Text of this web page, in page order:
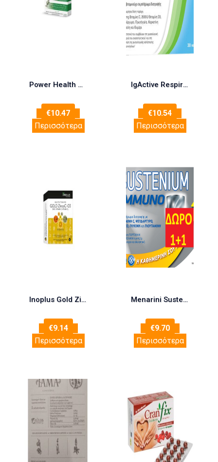
Power Health Oliviotic 20caps
€10.47
Περισσότερα
IgActive Respiraid Φόρμουλα Βιταμινών για την Ενίσχυση του Ανοσοποιητικού 30caps
€10.54
Περισσότερα
Inoplus Gold ZincoC – D3 For Immune Support 20tbs – Τριπλή Συμμαχία Στην Ενίσχυση Του Ανοσοποιητικού
€9.14
Περισσότερα
Menarini Sustenium Immuno 14 Sachets 1+1
€9.70
Περισσότερα